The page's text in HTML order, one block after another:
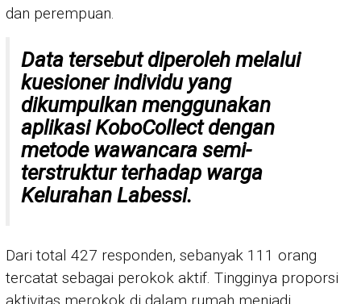
dan perempuan.
Data tersebut diperoleh melalui
kuesioner individu yang
dikumpulkan menggunakan
aplikasi KoboCollect dengan
metode wawancara semi-
terstruktur terhadap warga
Kelurahan Labessi.
Dari total 427 responden, sebanyak 111 orang
tercatat sebagai perokok aktif. Tingginya proporsi
aktivitas merokok di dalam rumah menjadi